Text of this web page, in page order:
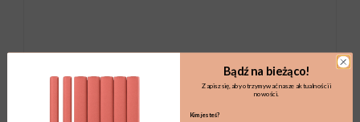
Bądź na bieżąco!
Zapisz się, aby otrzymywać nasze aktualności i
nowości.
Kim jesteś?